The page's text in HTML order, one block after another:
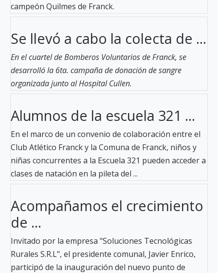
campeón Quilmes de Franck.
Se llevó a cabo la colecta de ...
En el cuartel de Bomberos Voluntarios de Franck, se
desarrolló la 6ta. campaña de donación de sangre
organizada junto al Hospital Cullen.
Alumnos de la escuela 321 ...
En el marco de un convenio de colaboración entre el
Club Atlético Franck y la Comuna de Franck, niños y
niñas concurrentes a la Escuela 321 pueden acceder a
clases de natación en la pileta del ...
Acompañamos el crecimiento
de ...
Invitado por la empresa "Soluciones Tecnológicas
Rurales S.R.L", el presidente comunal, Javier Enrico,
participó de la inauguración del nuevo punto de